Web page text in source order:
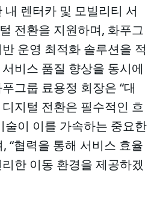
렌터카 및 모빌리티 서
전환을 지원하며, 화푸그
운영 최적화 솔루션을 적
비스 품질 향상을 동시에
그룹 료용정 회장은 “대
지털 전환은 필수적인 흐
술이 이를 가속하는 중요한
“협력을 통해 서비스 효율
한 이동 환경을 제공하겠